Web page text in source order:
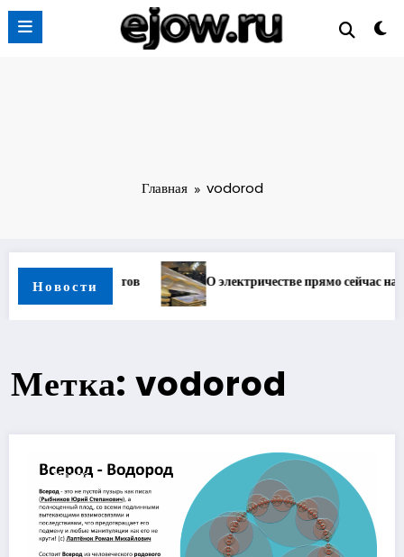
Перейти
содержимому
Главная vodorod
Новости
О электричестве прямо сейчас на Ежов.ру О
Метка: vodorod
1 год ago